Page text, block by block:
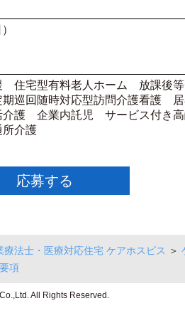
住宅型有料老人ホーム 放課後等
巡回随時対応型訪問介護看護 居
護 企業内託児 サービス付き高
介護
応募する
療法士・医療対応住宅 ケアホスピス ＞
項
All Rights Reserved.